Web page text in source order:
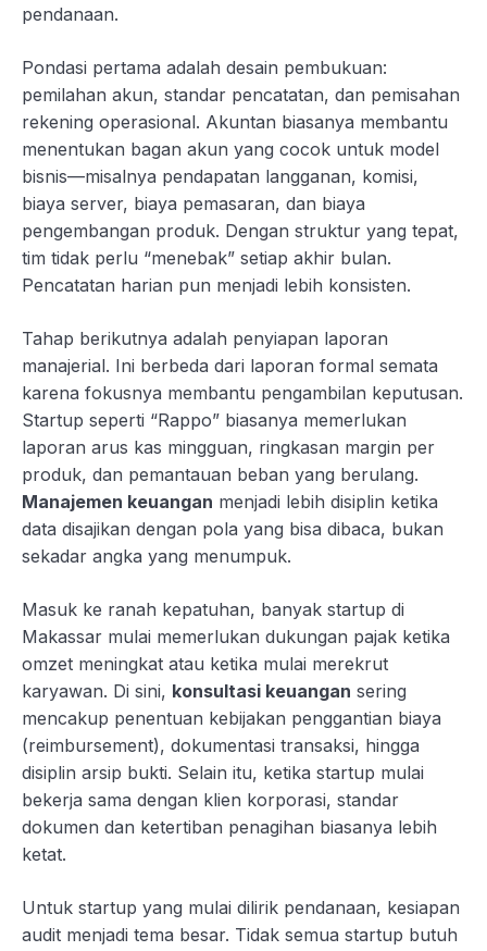
pendanaan.
Pondasi pertama adalah desain pembukuan:
pemilahan akun, standar pencatatan, dan pemisahan
rekening operasional. Akuntan biasanya membantu
menentukan bagan akun yang cocok untuk model
bisnis—misalnya pendapatan langganan, komisi,
biaya server, biaya pemasaran, dan biaya
pengembangan produk. Dengan struktur yang tepat,
tim tidak perlu “menebak” setiap akhir bulan.
Pencatatan harian pun menjadi lebih konsisten.
Tahap berikutnya adalah penyiapan laporan
manajerial. Ini berbeda dari laporan formal semata
karena fokusnya membantu pengambilan keputusan.
Startup seperti “Rappo” biasanya memerlukan
laporan arus kas mingguan, ringkasan margin per
produk, dan pemantauan beban yang berulang.
Manajemen keuangan menjadi lebih disiplin ketika
data disajikan dengan pola yang bisa dibaca, bukan
sekadar angka yang menumpuk.
Masuk ke ranah kepatuhan, banyak startup di
Makassar mulai memerlukan dukungan pajak ketika
omzet meningkat atau ketika mulai merekrut
karyawan. Di sini, konsultasi keuangan sering
mencakup penentuan kebijakan penggantian biaya
(reimbursement), dokumentasi transaksi, hingga
disiplin arsip bukti. Selain itu, ketika startup mulai
bekerja sama dengan klien korporasi, standar
dokumen dan ketertiban penagihan biasanya lebih
ketat.
Untuk startup yang mulai dilirik pendanaan, kesiapan
audit menjadi tema besar. Tidak semua startup butuh